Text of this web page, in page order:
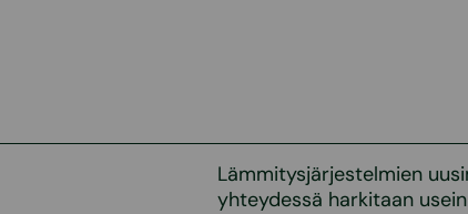
Lämmitysjärjestelmien
yhteydessä harkitaan